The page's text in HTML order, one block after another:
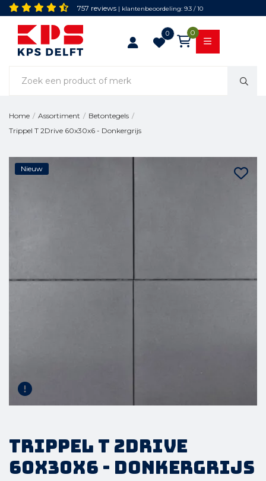
757 reviews | klantenbeoordeling: 9.3 / 10
0 0
Home / Assortiment / Betontegels /
Trippel T 2Drive 60x30x6 - Donkergrijs
Nieuw
Trippel T 2Drive
60x30x6 - Donkergrijs